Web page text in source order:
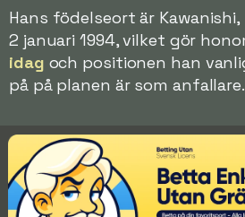
Hans födelseort är
2 januari 1994, vilket gör
idag och positionen han
på på planen är som anfallare.